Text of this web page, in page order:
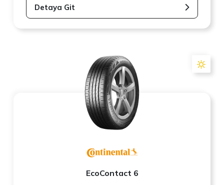
Detaya Git
EcoContact 6